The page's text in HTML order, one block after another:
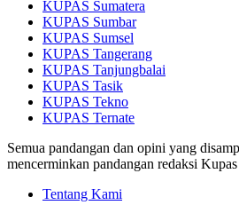
KUPAS Sumatera
KUPAS Sumbar
KUPAS Sumsel
KUPAS Tangerang
KUPAS Tanjungbalai
KUPAS Tasik
KUPAS Tekno
KUPAS Ternate
Semua pandangan dan opini yang
mencerminkan pandangan redaksi
Tentang Kami